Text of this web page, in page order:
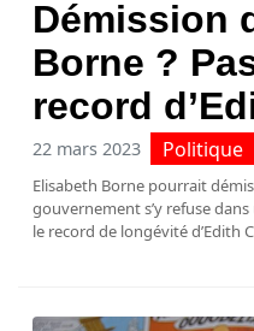
Démission
Borne ?
record
22 mars 2023 Politique
Elisabeth Borne pourrait
gouvernement s’y refuse
le record de longévité d’Edith